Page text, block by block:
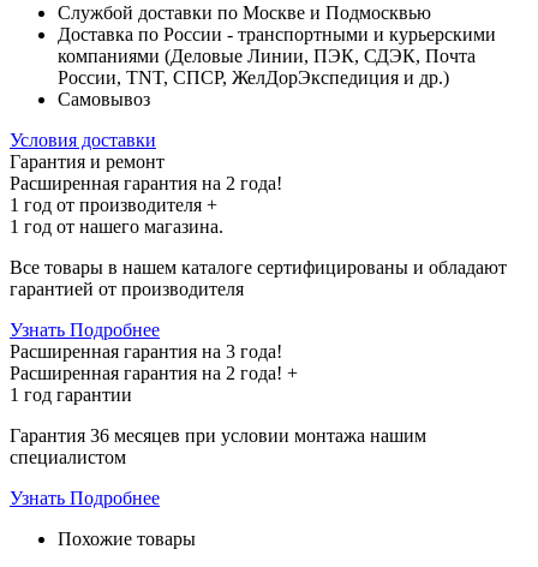
Службой доставки по Москве и Подмосквью
Доставка по России - транспортными и курьерскими
компаниями (Деловые Линии, ПЭК, СДЭК, Почта
России, TNT, СПСР, ЖелДорЭкспедиция и др.)
Самовывоз
Условия доставки
Гарантия и ремонт
Расширенная гарантия на 2 года!
1 год от производителя +
1 год от нашего магазина.
Все товары в нашем каталоге сертифицированы и обладают
гарантией от производителя
Узнать Подробнее
Расширенная гарантия на 3 года!
Расширенная гарантия на 2 года! +
1 год гарантии
Гарантия 36 месяцев при условии монтажа нашим
специалистом
Узнать Подробнее
Похожие товары